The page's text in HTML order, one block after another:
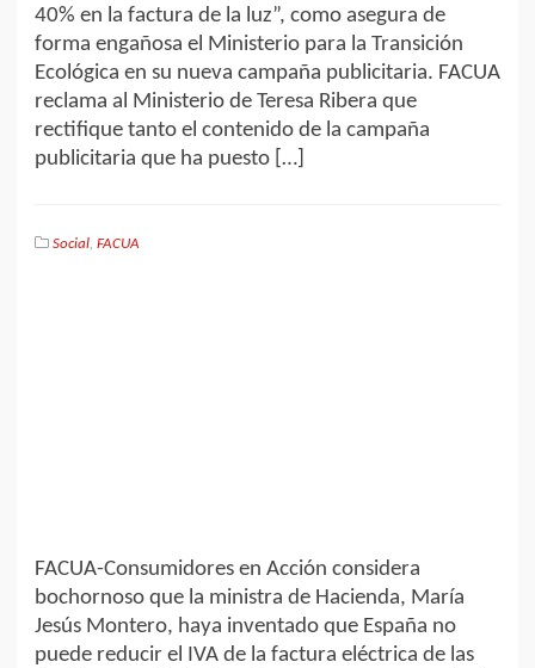
40% en la factura de la luz”, como asegura de
forma engañosa el Ministerio para la Transición
Ecológica en su nueva campaña publicitaria. FACUA
reclama al Ministerio de Teresa Ribera que
rectifique tanto el contenido de la campaña
publicitaria que ha puesto […]
Social, FACUA
FACUA-Consumidores en Acción considera
bochornoso que la ministra de Hacienda, María
Jesús Montero, haya inventado que España no
puede reducir el IVA de la factura eléctrica de las